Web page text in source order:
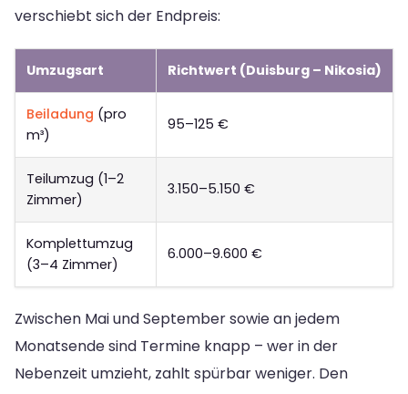
verschiebt sich der Endpreis:
Umzugsart Richtwert (Duisburg – Nikosia)
Beiladung (pro
m³)
95–125 €
Teilumzug (1–2
Zimmer)
3.150–5.150 €
Komplettumzug
(3–4 Zimmer)
6.000–9.600 €
Zwischen Mai und September sowie an jedem
Monatsende sind Termine knapp – wer in der
Nebenzeit umzieht, zahlt spürbar weniger. Den